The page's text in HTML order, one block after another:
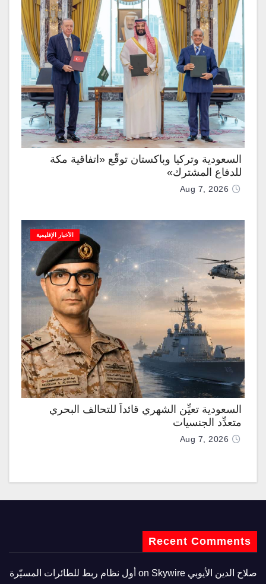
السعودية وتركيا وباكستان توقّع «اتفاقية مكة
للدفاع المشترك»
Aug 7, 2026
الأخبار الإقليمية
السعودية تعيِّن الشهري قائداً للتحالف البحري
متعدِّد الجنسيات
Aug 7, 2026
Recent Comments
صلاح الدين الأيوبي
Skywire أول نظام ربط للطائرات المسيّرة